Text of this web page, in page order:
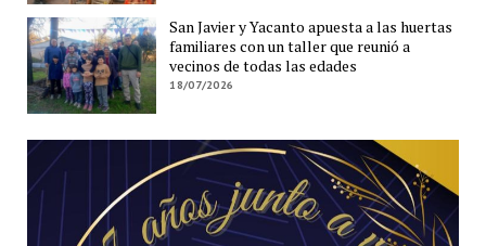
San Javier y Yacanto apuesta a las huertas
familiares con un taller que reunió a
vecinos de todas las edades
18/07/2026